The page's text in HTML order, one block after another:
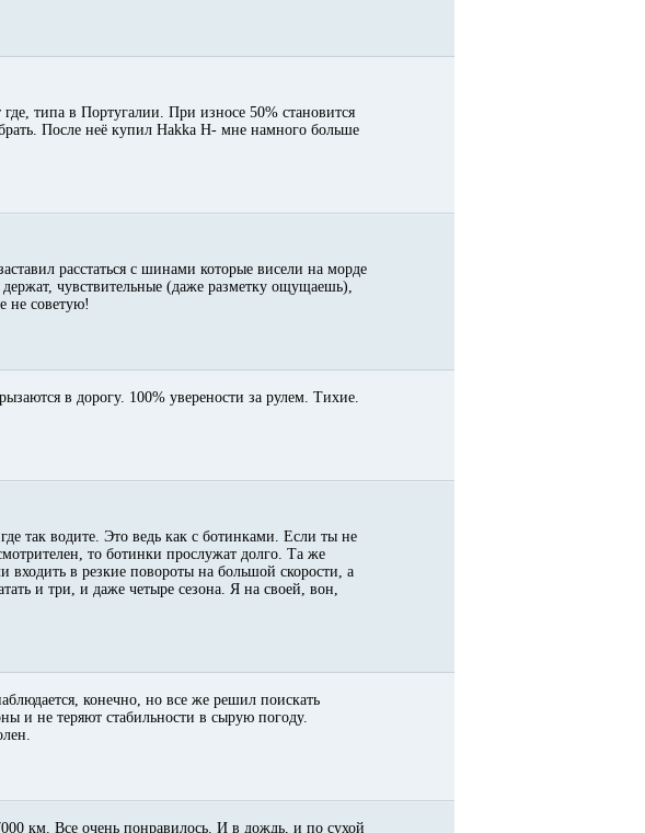
типа в Португалии. При износе 50% становится
После неё купил Hakka H- мне намного больше
расстаться с шинами которые висели на морде
чувствительные (даже разметку ощущаешь),
не советую!
в дорогу. 100% уверености за рулем. Тихие.
так водите. Это ведь как с ботинками. Если ты не
то ботинки прослужат долго. Та же
входить в резкие повороты на большой скорости, а
и три, и даже четыре сезона. Я на своей, вон,
конечно, но все же решил поискать
и не теряют стабильности в сырую погоду.
км. Все очень понравилось. И в дождь, и по сухой